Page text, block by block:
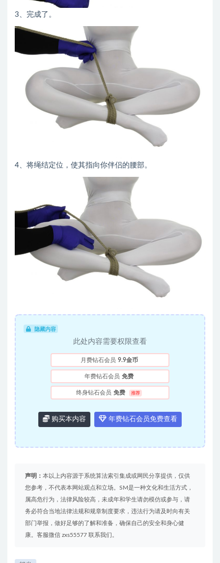
3、完成了。
4、将绳结定位，使其指向你伴侣的腰部。
隐藏内容
此处内容需要权限查看
月费钻石会员 9.9金币
年费钻石会员 免费
终身钻石会员 免费 推荐
购买本内容 年费钻石会员免费查看
声明： 本以上内容源于系统算法索引集成或网民分享提供，仅供
您参考，不代表本网站观点和立场。SM是一种文化和生活方式，
属高危行为，法律风险较高，未成年和学生请勿模仿或参与，请
务必符合当地法律法规和规章制度要求，违法行为请及时向有关
部门举报，做好足够的了解和准备，确保自己的安全和身心健
康。客服微信 zxs55577 联系我们。